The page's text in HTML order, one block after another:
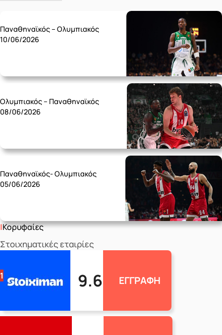
Παναθηναϊκός – Ολυμπιακός
10/06/2026
Ολυμπιακός – Παναθηναϊκός
08/06/2026
Παναθηναϊκός- Ολυμπιακός
05/06/2026
Κορυφαίες
Στοιχηματικές εταιρίες
1 9.6 ΕΓΓΡΑΦΗ